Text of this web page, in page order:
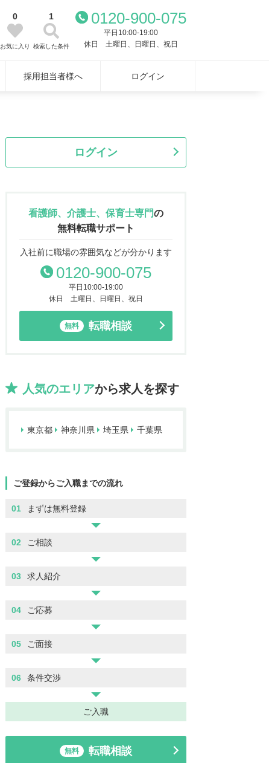
0
お気に入り
1
検索した条件
0120-900-075
平日10:00-19:00
休日 土曜日、日曜日、祝日
採用担当者様へ ログイン
ログイン
看護師、介護士、保育士専門の
無料転職サポート
入社前に職場の雰囲気などが分かります
0120-900-075
平日10:00-19:00
休日 土曜日、日曜日、祝日
無料 転職相談
人気のエリアから求人を探す
東京都 神奈川県 埼玉県 千葉県
ご登録からご入職までの流れ
01 まずは無料登録
02 ご相談
03 求人紹介
04 ご応募
05 ご面接
06 条件交渉
ご入職
無料 転職相談